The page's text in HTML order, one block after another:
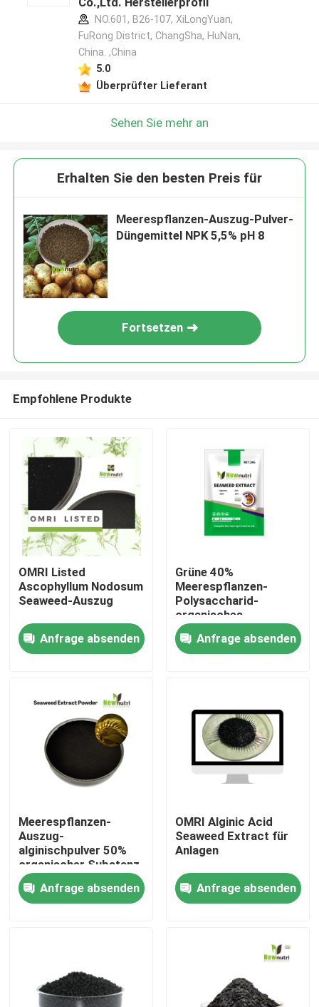
Nach Hause
Über uns
Produkte
Saures organisches Humindüngemittel
Aminosäure-organisches Düngemittel
Stickstoff-organisches Düngemittel
Meerespflanzen-Auszug-Pulver-Düngemittel
Saures Pulver Fulvic
NO.601, B26-107, XiLongYuan,
FuRong District, ChangSha, HuNan,
China. ,China
5.0
Überprüfter Lieferant
Sehen Sie mehr an
Erhalten Sie den besten Preis für
Meerespflanzen-Auszug-Pulver-
Düngemittel NPK 5,5% pH 8
Fortsetzen
Empfohlene Produkte
OMRI Listed
Ascophyllum Nodosum
Seaweed-Auszug
Anfrage absenden
Grüne 40%
Meerespflanzen-
Polysaccharid-
organisches
Düngemittel
Anfrage absenden
Meerespflanzen-
Auszug-
alginischpulver 50%
organischer Substanz
18% K2O 18% saures
Anfrage absenden
OMRI Alginic Acid
Seaweed Extract für
Anlagen
Anfrage absenden